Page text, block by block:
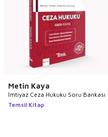
Metin Kaya
İmtiyaz Ceza Hukuku Soru Bankası
Temsil Kitap